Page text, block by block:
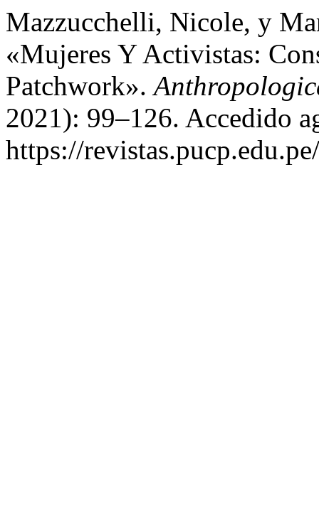
Mazzucchelli, Nicole, y
«Mujeres Y Activistas:
Patchwork».
2021): 99–126. Accedido
https://